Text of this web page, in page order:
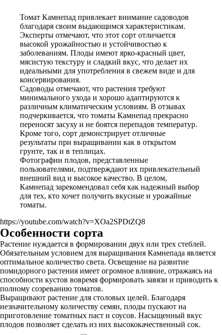
Томат Камнепад привлекает внимание садоводов
благодаря своим выдающимся характеристикам.
Эксперты отмечают, что этот сорт отличается
высокой урожайностью и устойчивостью к
заболеваниям. Плоды имеют ярко-красный цвет,
мясистую текстуру и сладкий вкус, что делает их
идеальными для употребления в свежем виде и для
консервирования.
Садоводы отмечают, что растения требуют
минимального ухода и хорошо адаптируются к
различным климатическим условиям. В отзывах
подчеркивается, что томаты Камнепад прекрасно
переносят засуху и не боятся перепадов температур.
Кроме того, сорт демонстрирует отличные
результаты при выращивании как в открытом
грунте, так и в теплицах.
Фотографии плодов, представленные
пользователями, подтверждают их привлекательный
внешний вид и высокое качество. В целом,
Камнепад зарекомендовал себя как надежный выбор
для тех, кто хочет получить вкусные и урожайные
томаты.
https://youtube.com/watch?v=XOa2SPDtZQ8
Особенности сорта
Растение нуждается в формировании двух или трех стеблей.
Обязательным условием для выращивания Камнепада является
оптимальное количество света. Освещение на развитие
помидорного растения имеет огромное влияние, отражаясь на
способности кустов вовремя формировать завязи и приводить к
полному созреванию томатов.
Выращивают растение для столовых целей. Благодаря
незначительному количеству семян, плоды пускают на
приготовление томатных паст и соусов. Насыщенный вкус
плодов позволяет сделать из них высококачественный сок.